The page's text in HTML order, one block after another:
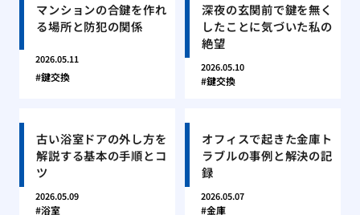
マンションの合鍵を作れ
る場所と防犯の関係
2026.05.11
鍵交換
深夜の玄関前で鍵を無く
したことに気づいた私の
絶望
2026.05.10
鍵交換
古い浴室ドアの外し方を
解説する基本の手順とコ
ツ
2026.05.09
浴室
オフィスで起きた金庫ト
ラブルの事例と解決の記
録
2026.05.07
金庫